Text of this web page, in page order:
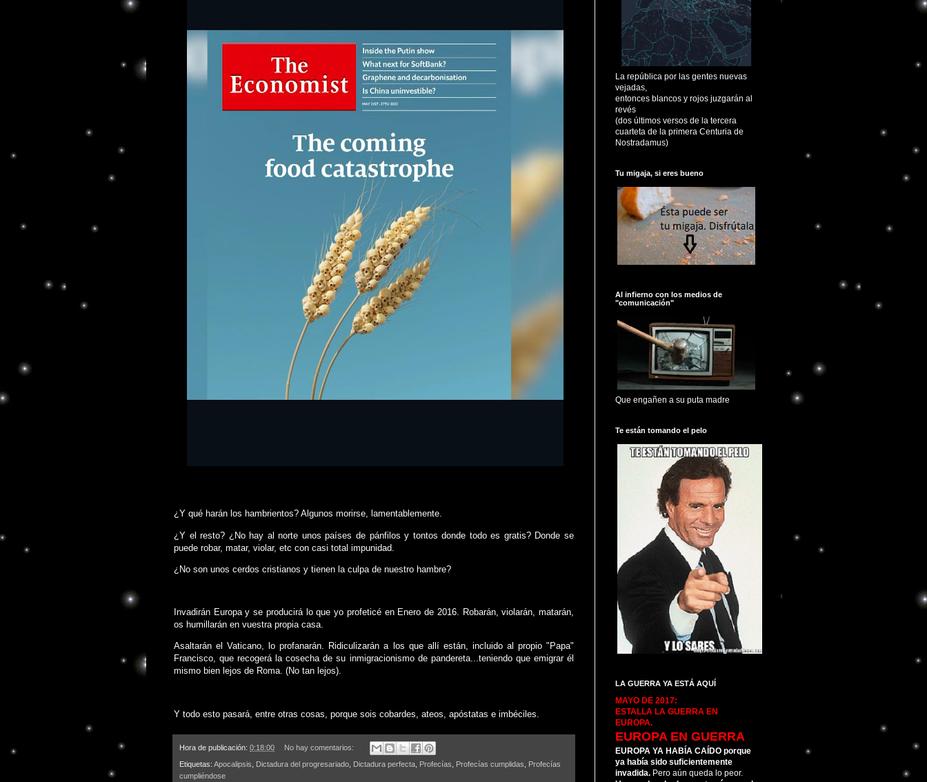
¿Y qué harán los hambrientos? Algunos morirse, lamentablemente.
¿Y el resto? ¿No hay al norte unos países de pánfilos y tontos donde todo es gratis? Donde se
puede robar, matar, violar, etc con casi total impunidad.
¿No son unos cerdos cristianos y tienen la culpa de nuestro hambre?
Invadirán Europa y se producirá lo que yo profeticé en Enero de 2016. Robarán, violarán, matarán,
os humillarán en vuestra propia casa.
Asaltarán el Vaticano, lo profanarán. Ridiculizarán a los que allí están, incluido al propio "Papa"
Francisco, que recogerá la cosecha de su inmigracionismo de pandereta...teniendo que emigrar él
mismo bien lejos de Roma. (No tan lejos).
Y todo esto pasará, entre otras cosas, porque sois cobardes, ateos, apóstatas e imbéciles.
Hora de publicación: 0:18:00 No hay comentarios:
Etiquetas: Apocalipsis Dictadura del progresariado Dictadura perfecta Profecías Profecías cumplidas
Profecías
cumpliéndose
La república por las gentes nuevas
vejadas,
entonces blancos y rojos juzgarán al
revés
(dos últimos versos de la tercera
cuarteta de la primera Centuria de
Nostradamus)
Tu migaja, si eres bueno
Al infierno con los medios de
"comunicación"
Que engañen a su puta madre
Te están tomando el pelo
LA GUERRA YA ESTÁ AQUÍ
MAYO DE 2017:
ESTALLA LA GUERRA EN
EUROPA.
EUROPA EN GUERRA
EUROPA YA HABÍA CAÍDO porque
ya había sido suficientemente
invadida. Pero aún queda lo peor.